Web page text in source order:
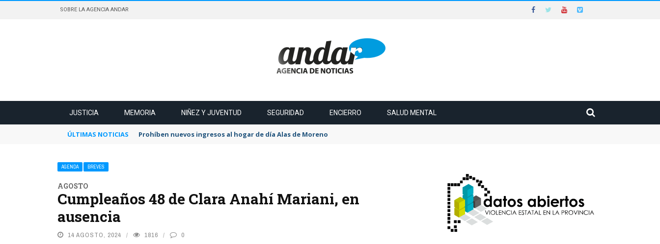
SOBRE LA AGENCIA ANDAR
JUSTICIA MEMORIA NIÑEZ Y JUVENTUD SEGURIDAD ENCIERRO SALUD MENTAL
ÚLTIMAS NOTICIAS Prohíben nuevos ingresos al hogar de día Alas de Moreno
AGENDA BREVES
AGOSTO
Cumpleaños 48 de Clara Anahí Mariani, en
ausencia
14 AGOSTO, 2024 1816 0